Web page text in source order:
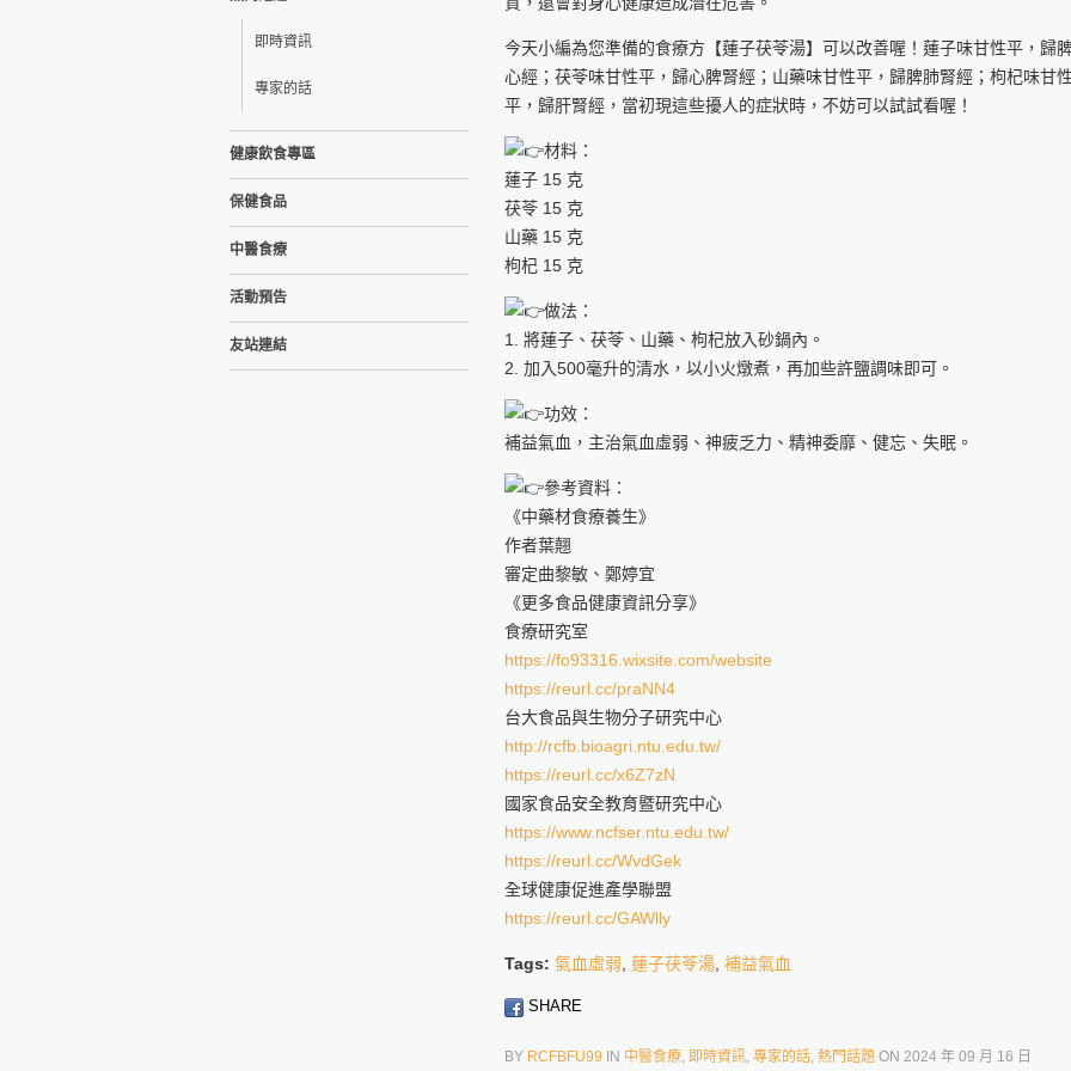
即時資訊
專家的話
健康飲食專區
保健食品
中醫食療
活動預告
友站連結
今天小編為您準備的食療方【蓮子茯苓湯】可以改善喔！蓮子味甘性平，歸
心經；茯苓味甘性平，歸心脾腎經；山藥味甘性平，歸脾肺腎經；枸杞味甘
平，歸肝腎經，當初現這些擾人的症狀時，不妨可以試試看喔！
材料：
蓮子 15 克
茯苓 15 克
山藥 15 克
枸杞 15 克
做法：
1. 將蓮子、茯苓、山藥、枸杞放入砂鍋內。
2. 加入500毫升的清水，以小火燉煮，再加些許鹽調味即可。
功效：
補益氣血，主治氣血虛弱、神疲乏力、精神委靡、健忘、失眠。
參考資料：
《中藥材食療養生》
作者葉翹
審定曲黎敏、鄭婷宜
《更多食品健康資訊分享》
食療研究室
https://fo93316.wixsite.com/website
https://reurl.cc/praNN4
台大食品與生物分子研究中心
http://rcfb.bioagri.ntu.edu.tw/
https://reurl.cc/x6Z7zN
國家食品安全教育暨研究中心
https://www.ncfser.ntu.edu.tw/
https://reurl.cc/WvdGek
全球健康促進產學聯盟
https://reurl.cc/GAWlly
Tags: 氣血虛弱, 蓮子茯苓湯, 補益氣血
SHARE
BY RCFBFU99 IN 中醫食療, 即時資訊, 專家的話, 熱門話題 ON 2024 年 09 月 16 日